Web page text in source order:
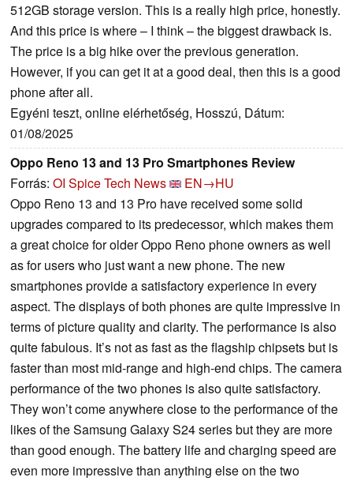
512GB storage version. This is a really high price, honestly.
And this price is where – I think – the biggest drawback is.
The price is a big hike over the previous generation.
However, if you can get it at a good deal, then this is a good
phone after all.
Egyéni teszt, online elérhetőség, Hosszú, Dátum:
01/08/2025
Oppo Reno 13 and 13 Pro Smartphones Review
Forrás: OI Spice Tech News
EN→HU
Oppo Reno 13 and 13 Pro have received some solid
upgrades compared to its predecessor, which makes them
a great choice for older Oppo Reno phone owners as well
as for users who just want a new phone. The new
smartphones provide a satisfactory experience in every
aspect. The displays of both phones are quite impressive in
terms of picture quality and clarity. The performance is also
quite fabulous. It’s not as fast as the flagship chipsets but is
faster than most mid-range and high-end chips. The camera
performance of the two phones is also quite satisfactory.
They won’t come anywhere close to the performance of the
likes of the Samsung Galaxy S24 series but they are more
than good enough. The battery life and charging speed are
even more impressive than anything else on the two